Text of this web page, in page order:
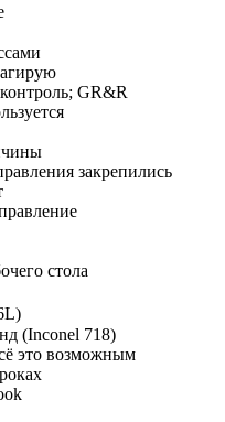
GR&R
закрепились
стола
(Inconel 718)
это возможным